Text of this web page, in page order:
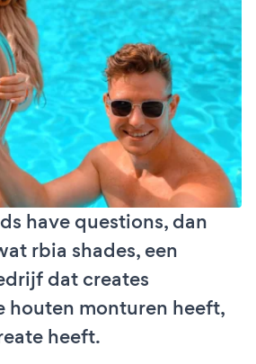
have questions, dan
rbia shades, een
dat creates
houten monturen heeft,
heeft.